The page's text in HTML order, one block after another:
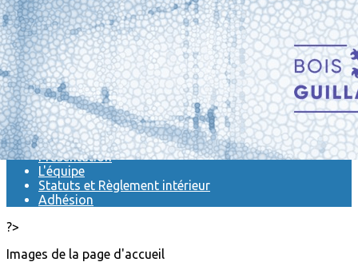
Exporter les lignes sélectionnées
Exporter toutes les colonnes
Exporter uniquement les colonnes affichées
Menu
<
>
Actualités
Présentation
L'équipe
Statuts et Règlement intérieur
Adhésion
?>
Images de la page d'accueil